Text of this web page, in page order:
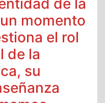
de la
momento
el rol
de la
su